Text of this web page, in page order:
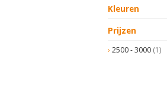
Kleuren
Prijzen
2500 - 3000 (1)